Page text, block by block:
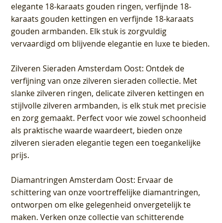
elegante 18-karaats gouden ringen, verfijnde 18-
karaats gouden kettingen en verfijnde 18-karaats
gouden armbanden. Elk stuk is zorgvuldig
vervaardigd om blijvende elegantie en luxe te bieden.
Zilveren Sieraden Amsterdam Oost: Ontdek de
verfijning van onze zilveren sieraden collectie. Met
slanke zilveren ringen, delicate zilveren kettingen en
stijlvolle zilveren armbanden, is elk stuk met precisie
en zorg gemaakt. Perfect voor wie zowel schoonheid
als praktische waarde waardeert, bieden onze
zilveren sieraden elegantie tegen een toegankelijke
prijs.
Diamantringen Amsterdam Oost: Ervaar de
schittering van onze voortreffelijke diamantringen,
ontworpen om elke gelegenheid onvergetelijk te
maken. Verken onze collectie van schitterende